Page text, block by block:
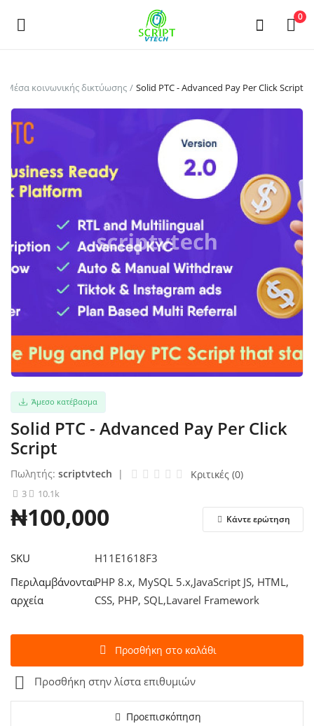
Powered by 0
Πουλήστε
Main Menu
Κατηγορίες
Επιθυμητά
Blog
Σύνδεση
Εγγραφείτε
Ελληνικά
Μέσα κοινωνικής δικτύωσης Solid PTC - Advanced Pay Per Click Script
Άμεσο κατέβασμα
Solid PTC - Advanced Pay Per Click
Script
Πωλητής: scriptvtech | Κριτικές (0)
3 10.1k
₦100,000 Κάντε ερώτηση
SKU
H11E1618F3
Περιλαμβάνονται
αρχεία
PHP 8.x, MySQL 5.x,JavaScript JS, HTML,
CSS, PHP, SQL,Lavarel Framework
Προσθήκη στο καλάθι
Προσθήκη στην λίστα επιθυμιών
Προεπισκόπηση